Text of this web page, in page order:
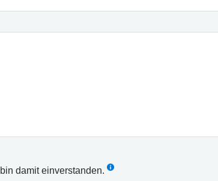
damit einverstanden.